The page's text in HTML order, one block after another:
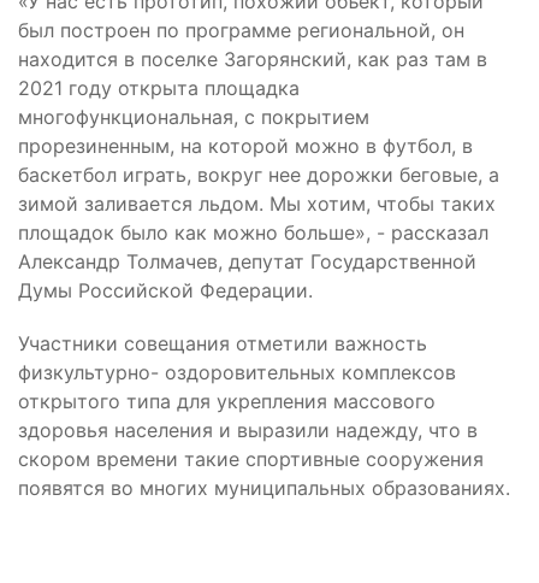
был построен по программе региональной, он
находится в поселке Загорянский, как раз там в
2021 году открыта площадка
многофункциональная, с покрытием
прорезиненным, на которой можно в футбол, в
баскетбол играть, вокруг нее дорожки беговые, а
зимой заливается льдом. Мы хотим, чтобы таких
площадок было как можно больше», - рассказал
Александр Толмачев, депутат Государственной
Думы Российской Федерации.
Участники совещания отметили важность
физкультурно- оздоровительных комплексов
открытого типа для укрепления массового
здоровья населения и выразили надежду, что в
скором времени такие спортивные сооружения
появятся во многих муниципальных образованиях.